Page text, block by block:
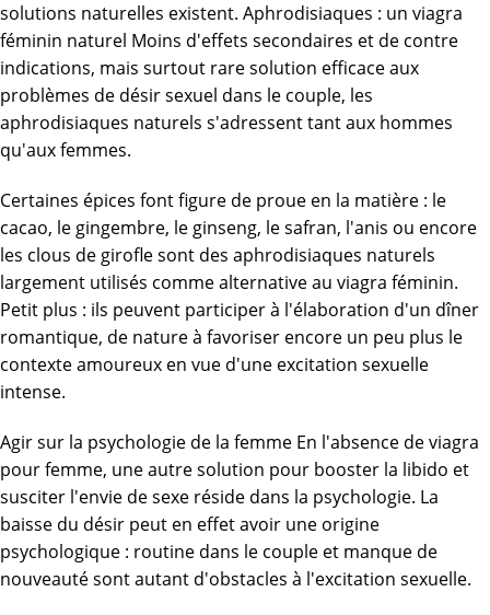
solutions naturelles existent. Aphrodisiaques : un viagra
féminin naturel Moins d'effets secondaires et de contre
indications, mais surtout rare solution efficace aux
problèmes de désir sexuel dans le couple, les
aphrodisiaques naturels s'adressent tant aux hommes
qu'aux femmes.
Certaines épices font figure de proue en la matière : le
cacao, le gingembre, le ginseng, le safran, l'anis ou encore
les clous de girofle sont des aphrodisiaques naturels
largement utilisés comme alternative au viagra féminin.
Petit plus : ils peuvent participer à l'élaboration d'un dîner
romantique, de nature à favoriser encore un peu plus le
contexte amoureux en vue d'une excitation sexuelle
intense.
Agir sur la psychologie de la femme En l'absence de viagra
pour femme, une autre solution pour booster la libido et
susciter l'envie de sexe réside dans la psychologie. La
baisse du désir peut en effet avoir une origine
psychologique : routine dans le couple et manque de
nouveauté sont autant d'obstacles à l'excitation sexuelle.